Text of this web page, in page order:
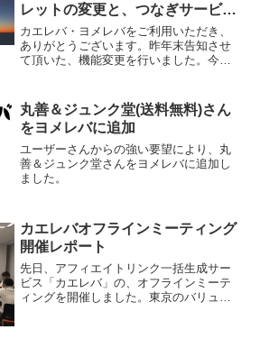
レットの変更と、つなぎサービス
「カエレバ風」をリリース
カエレバ・ヨメレバをご利用いただき、
ありがとうございます。昨年末告知させ
て頂いた、機能変更を行いました。今後
営をしていきます。【重要】カエレバ・
ヨメレバは、国内ショッピ...
丸善＆ジュンク堂(送料無料)さん
をヨメレバに追加
ユーザーさんからの強い要望により、丸
善＆ジュンク堂さんをヨメレバに追加し
ました。
カエレバオフラインミーティング
開催レポート
先日、アフィエイトリンク一括生成サー
ビス「カエレバ」の、オフラインミーテ
ィングを開催しました。東京のバリュー